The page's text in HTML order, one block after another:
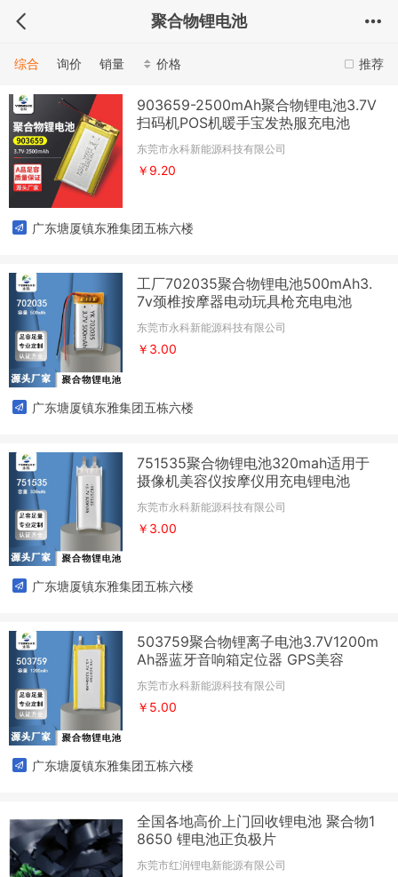
聚合物锂电池
推荐
综合 询价 销量 价格
903659-2500mAh聚合物锂电池3.7V
扫码机POS机暖手宝发热服充电池
东莞市永科新能源科技有限公司
￥9.20
广东塘厦镇东雅集团五栋六楼
工厂702035聚合物锂电池500mAh3.
7v颈椎按摩器电动玩具枪充电电池
东莞市永科新能源科技有限公司
￥3.00
广东塘厦镇东雅集团五栋六楼
751535聚合物锂电池320mah适用于
摄像机美容仪按摩仪用充电锂电池
东莞市永科新能源科技有限公司
￥3.00
广东塘厦镇东雅集团五栋六楼
503759聚合物锂离子电池3.7V1200m
Ah器蓝牙音响箱定位器 GPS美容
东莞市永科新能源科技有限公司
￥5.00
广东塘厦镇东雅集团五栋六楼
全国各地高价上门回收锂电池 聚合物1
8650 锂电池正负极片
东莞市红润锂电新能源有限公司